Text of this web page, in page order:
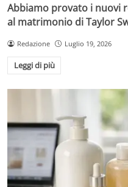
Abbiamo provato i nuovi
al matrimonio di Taylor
Redazione Luglio 19, 2026
Leggi di più